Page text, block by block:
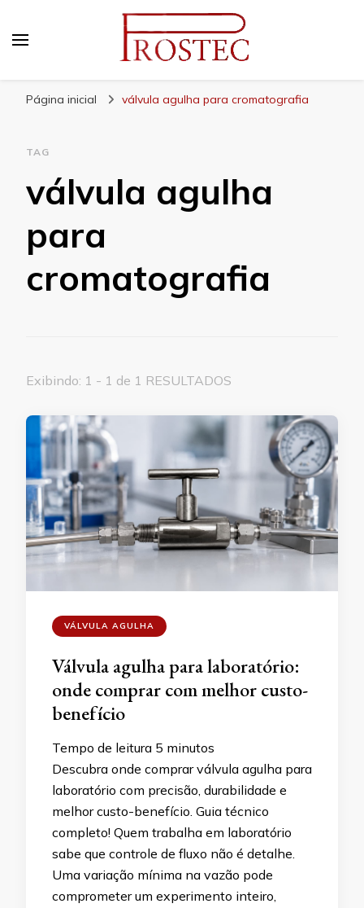
Página inicial válvula agulha para cromatografia
TAG
válvula agulha
para
cromatografia
Exibindo: 1 - 1 de 1 RESULTADOS
VÁLVULA AGULHA
Válvula agulha para laboratório:
onde comprar com melhor custo-
benefício
Tempo de leitura 5 minutos
Descubra onde comprar válvula agulha para
laboratório com precisão, durabilidade e
melhor custo-benefício. Guia técnico
completo! Quem trabalha em laboratório
sabe que controle de fluxo não é detalhe.
Uma variação mínima na vazão pode
comprometer um experimento inteiro,